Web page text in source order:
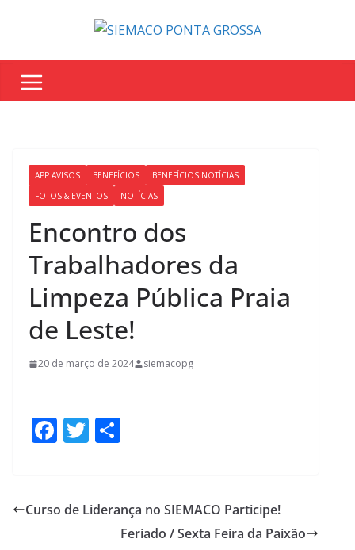
APP AVISOS BENEFÍCIOS
BENEFÍCIOS NOTÍCIAS
FOTOS & EVENTOS
NOTÍCIAS
Encontro dos
Trabalhadores da
Limpeza Pública Praia
de Leste!
20 de março de 2024 siemacopg
F
b
T
er e
Curso de Liderança no SIEMACO Participe!
Feriado / Sexta Feira da Paixão